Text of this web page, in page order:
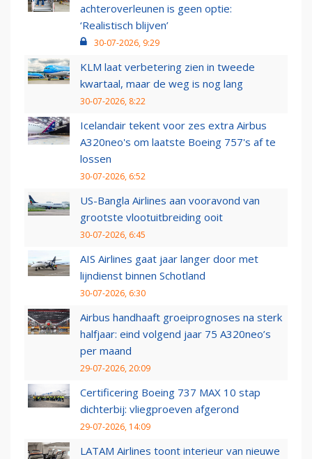
achteroverleunen is geen optie:
‘Realistisch blijven’
30-07-2026, 9:29
KLM laat verbetering zien in tweede
kwartaal, maar de weg is nog lang
30-07-2026, 8:22
Icelandair tekent voor zes extra Airbus
A320neo's om laatste Boeing 757's af te
lossen
30-07-2026, 6:52
US-Bangla Airlines aan vooravond van
grootste vlootuitbreiding ooit
30-07-2026, 6:45
AIS Airlines gaat jaar langer door met
lijndienst binnen Schotland
30-07-2026, 6:30
Airbus handhaaft groeiprognoses na sterk
halfjaar: eind volgend jaar 75 A320neo’s
per maand
29-07-2026, 20:09
Certificering Boeing 737 MAX 10 stap
dichterbij: vliegproeven afgerond
29-07-2026, 14:09
LATAM Airlines toont interieur van nieuwe